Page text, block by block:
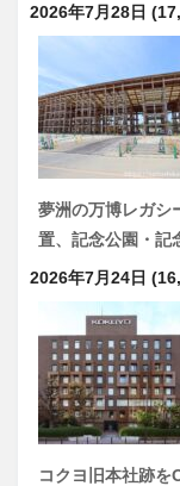
2026年7月28日
夢洲の万博レガシ
置、記念公園・記
2026年7月24日
コクヨ旧本社跡